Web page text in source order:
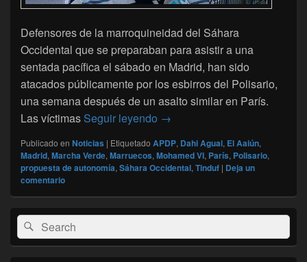
Defensores de la marroquineidad del Sáhara
Occidental que se preparaban para asistir a una
sentada pacífica el sábado en Madrid, han sido
atacados públicamente por los esbirros del Polisario,
una semana después de un asalto similar en París.
Las víctimas Seguir leyendo Sáhara occidental :
→
Publicado en Noticias | Etiquetado APDP, Dahi Aguai, El Aaiún,
Madrid, Marcha Verde, Marruecos, Mohamed VI, París, Polisario,
propuesta de autonomía, Sáhara Occidental, Tinduf | Deja un
comentario
El
área
de
widget
Buscar
por:
Buscar